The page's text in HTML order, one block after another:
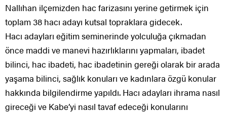
Nallıhan ilçemizden hac farizasını yerine getirmek için
toplam 38 hacı adayı kutsal topraklara gidecek.
Hacı adayları eğitim seminerinde yolculuğa çıkmadan
önce maddi ve manevi hazırlıklarını yapmaları, ibadet
bilinci, hac ibadeti, hac ibadetinin gereği olarak bir arada
yaşama bilinci, sağlık konuları ve kadınlara özgü konular
hakkında bilgilendirme yapıldı. Hacı adayları ihrama nasıl
gireceği ve Kabe’yi nasıl tavaf edeceği konularını